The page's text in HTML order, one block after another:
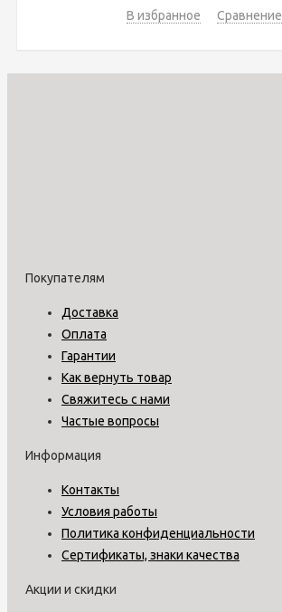
В избранное
Сравнение
Покупателям
Доставка
Оплата
Гарантии
Как вернуть товар
Свяжитесь с нами
Частые вопросы
Информация
Контакты
Условия работы
Политика конфиденциальности
Сертификаты, знаки качества
Акции и скидки